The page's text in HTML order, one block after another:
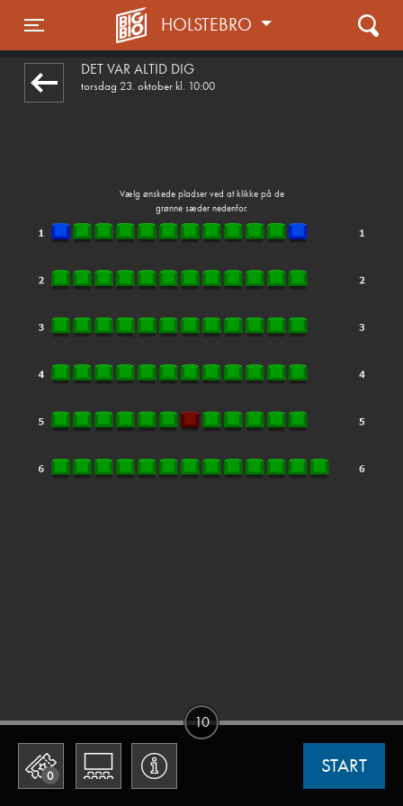
Toggle navigation
HOLSTEBRO
DET VAR ALTID DIG
torsdag 23. oktober kl. 10:00
Vælg ønskede pladser ved at klikke på de
grønne sæder nedenfor.
0 START
10
front03-cc 054747